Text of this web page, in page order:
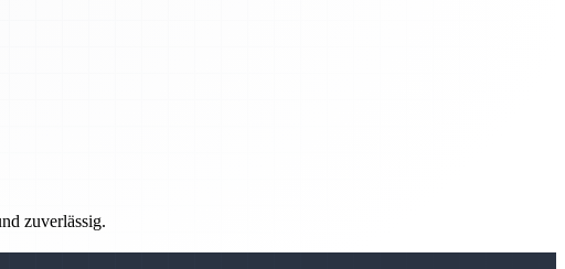
zuverlässig.